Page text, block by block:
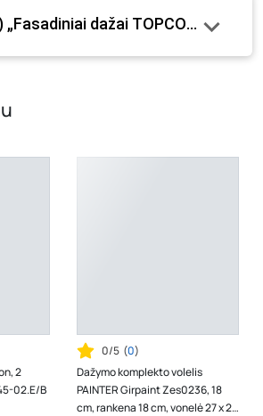
bei fizinėse parduotuvėse
metu.
dažai TOPCOLOR
2
02.E/B
0/5 (0)
Dažymo komplekto volelis
PAINTER Girpaint Zes0236, 18
cm, rankena 18 cm, vonelė 27 x 29